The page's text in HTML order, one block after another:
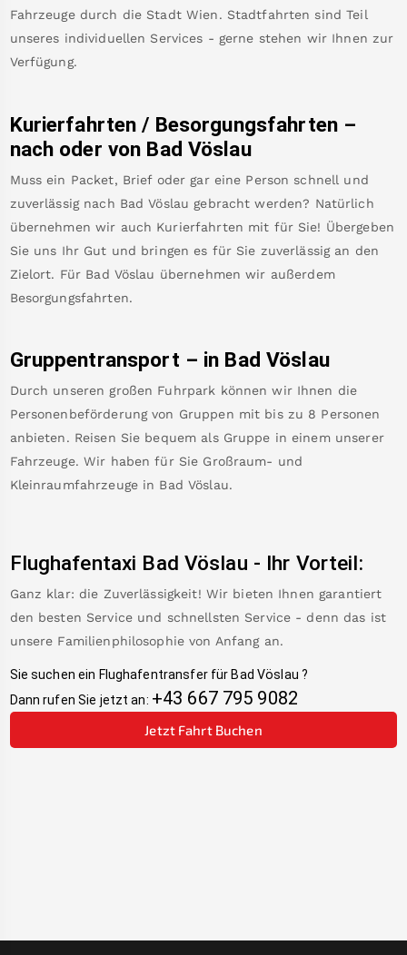
Fahrzeuge durch die Stadt Wien. Stadtfahrten sind Teil
unseres individuellen Services - gerne stehen wir Ihnen zur
Verfügung.
Kurierfahrten / Besorgungsfahrten –
nach oder von Bad Vöslau
Muss ein Packet, Brief oder gar eine Person schnell und
zuverlässig nach Bad Vöslau gebracht werden? Natürlich
übernehmen wir auch Kurierfahrten mit für Sie! Übergeben
Sie uns Ihr Gut und bringen es für Sie zuverlässig an den
Zielort. Für Bad Vöslau übernehmen wir außerdem
Besorgungsfahrten.
Gruppentransport – in Bad Vöslau
Durch unseren großen Fuhrpark können wir Ihnen die
Personenbeförderung von Gruppen mit bis zu 8 Personen
anbieten. Reisen Sie bequem als Gruppe in einem unserer
Fahrzeuge. Wir haben für Sie Großraum- und
Kleinraumfahrzeuge in Bad Vöslau.
Flughafentaxi Bad Vöslau - Ihr Vorteil:
Ganz klar: die Zuverlässigkeit! Wir bieten Ihnen garantiert
den besten Service und schnellsten Service - denn das ist
unsere Familienphilosophie von Anfang an.
Sie suchen ein Flughafentransfer für Bad Vöslau ?
Dann rufen Sie jetzt an: +43 667 795 9082
Jetzt Fahrt Buchen